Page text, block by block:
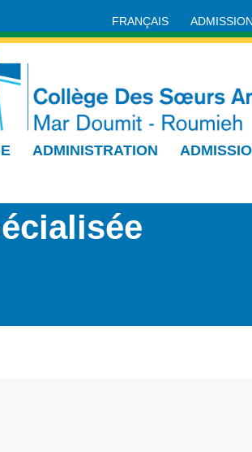
FRANÇAIS ADMISSION
ADMINISTRATION